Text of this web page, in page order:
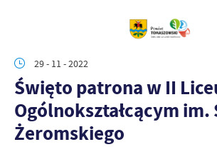
29 - 11 - 2022
Święto patrona w II
Ogólnokształcącym im.
Żeromskiego